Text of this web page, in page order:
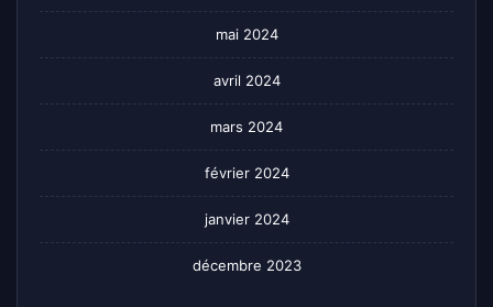
mai 2024
avril 2024
mars 2024
février 2024
janvier 2024
décembre 2023